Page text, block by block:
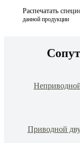
Распечатать
данной продукции
Приводной